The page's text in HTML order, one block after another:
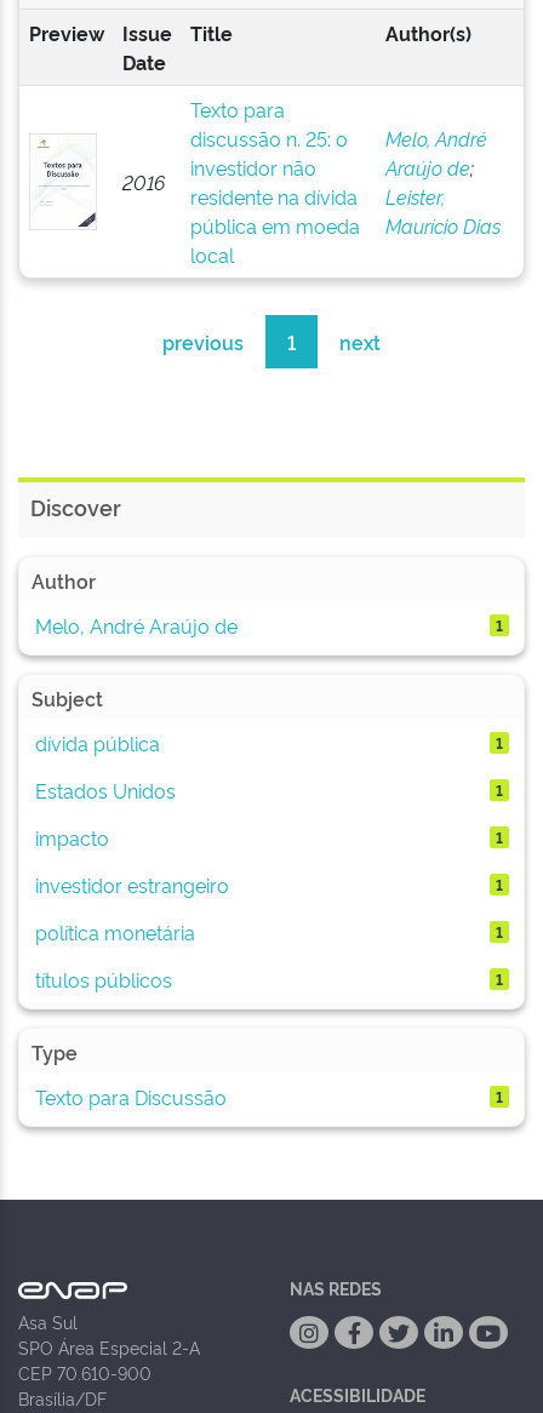
Preview
Issue
Date
Title Author(s)
2016
Texto para
discussão n. 25: o
investidor não
residente na dívida
pública em moeda
local
Melo, André
Araújo de;
Leister,
Maurício Dias
previous 1 next
Discover
Author
Melo, André Araújo de
1
Subject
dívida pública
1
Estados Unidos 1
impacto 1
investidor estrangeiro 1
política monetária 1
títulos públicos 1
Type
Texto para Discussão
1
Asa Sul
SPO Área Especial 2-A
CEP 70.610-900
Brasília/DF
NAS REDES
ACESSIBILIDADE